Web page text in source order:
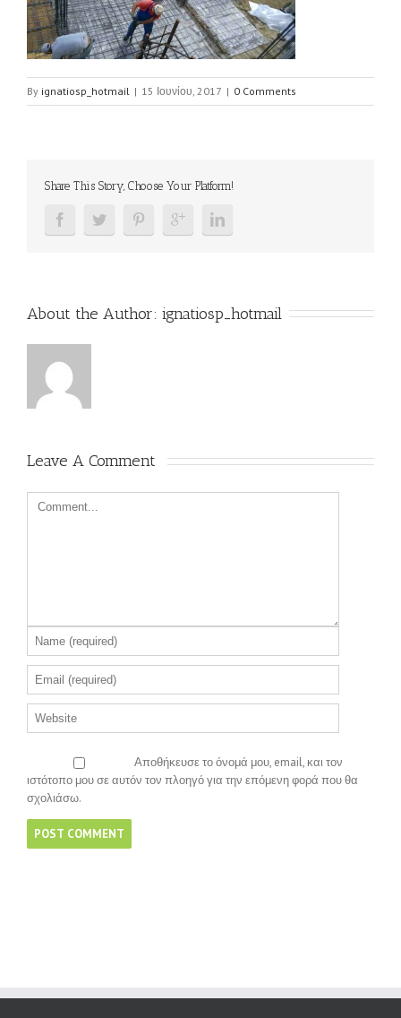
By ignatiosp_hotmail | 15 Ιουνίου, 2017 | 0 Comments
Share This Story, Choose Your Platform!
About the Author: ignatiosp_hotmail
Leave A Comment
Αποθήκευσε το όνομά μου, email, και τον
ιστότοπο μου σε αυτόν τον πλοηγό για την επόμενη φορά που θα
σχολιάσω.